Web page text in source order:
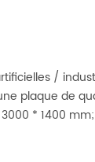
/
plaque de
* 1400